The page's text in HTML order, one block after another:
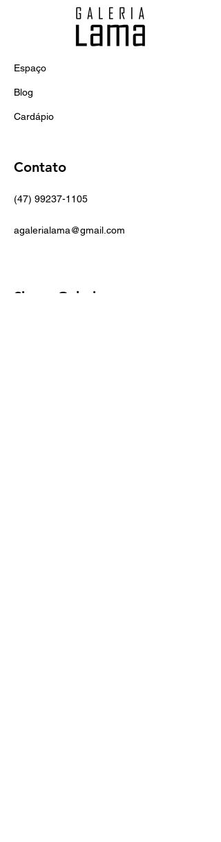
Espaço
Blog
Cardápio
Contato
(47) 99237-1105
agalerialama@gmail.com
Siga a Galeria